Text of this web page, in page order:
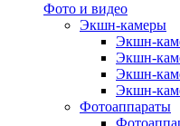
Фото и видео
Экшн-камеры
Экшн-
Экшн-
Экшн-
Экшн-
Фотоаппараты